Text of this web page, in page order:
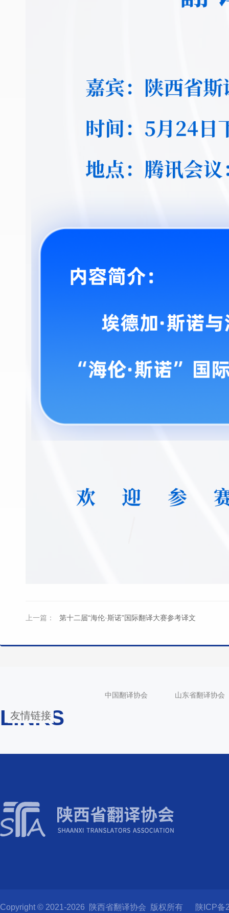
上一篇： 第十二届“海伦·斯诺”国际翻译大赛参考译文
LINKS
友情链接
中国翻译协会 山东省翻译协会
Copyright © 2021-2026 陕西省翻译协会 版权所有 陕ICP备